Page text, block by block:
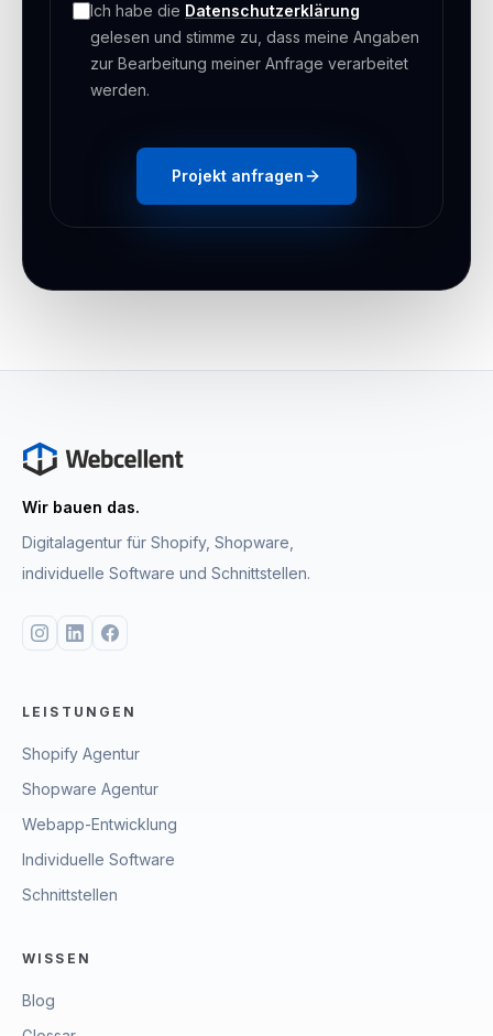
Ich habe die Datenschutzerklärung
gelesen und stimme zu, dass meine Angaben
zur Bearbeitung meiner Anfrage verarbeitet
werden.
Projekt anfragen
Wir bauen das.
Digitalagentur für Shopify, Shopware,
individuelle Software und Schnittstellen.
LEISTUNGEN
Shopify Agentur
Shopware Agentur
Webapp-Entwicklung
Individuelle Software
Schnittstellen
WISSEN
Blog